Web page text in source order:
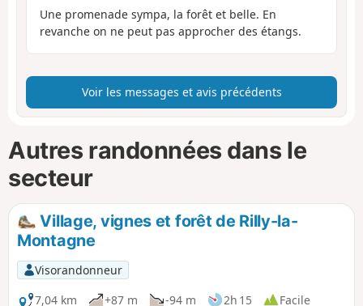
Une promenade sympa, la forêt et belle. En
revanche on ne peut pas approcher des étangs.
Voir les messages et avis précédents
Autres randonnées dans le
secteur
Village, vignes et forêt de Rilly-la-
Montagne
Visorandonneur
7,04 km
+87 m -94 m 2h 15
Facile